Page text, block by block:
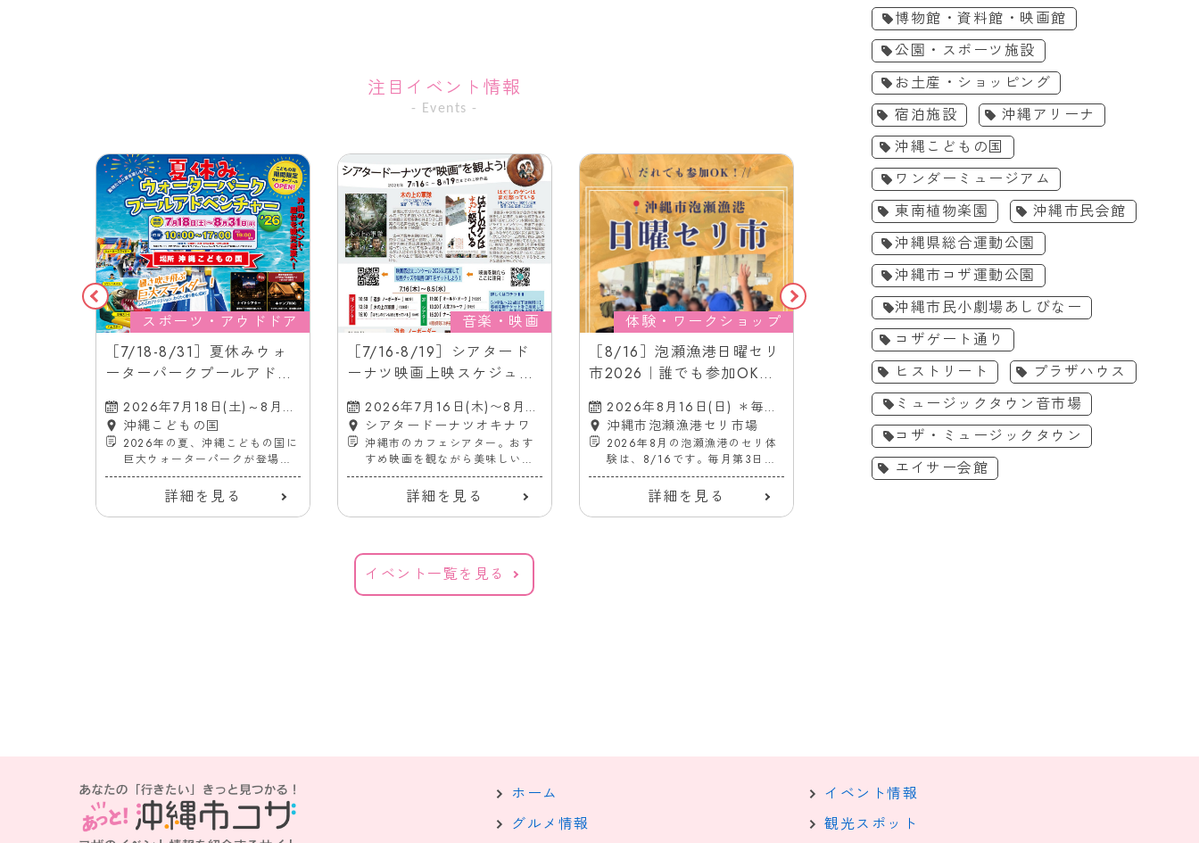
注目イベント情報
- Events -
スポーツ・アウドドア
［7/18-8/31］夏休みウォ
ーターパークプールアドベ
の国2026年7月18日(土)～8月31
日(月)
沖縄こどもの国
2026年の夏、沖縄こどもの国に
巨大ウォーターパークが登場！
7/18〜
詳細を見る
音楽・映画
［7/16-8/19］シアタード
ーナツ映画上映スケジュー
バス停前）
2026年7月16日(木)〜8月19
日(水)
シアタードーナツオキナワ
沖縄市のカフェシアター。おす
すめ映画を観ながら美味しいド
ーナツを楽しめる！
詳細を見る
体験・ワークショップ
［8/16］泡瀬漁港日曜セリ
市2026｜誰でも参加OK！
2026年8月16日(日) ＊毎月
第3日曜日
沖縄市泡瀬漁港セリ市場
2026年8月の泡瀬漁港のセリ体
験は、8/16です。毎月第3日曜
日は新鮮な魚を安く購入できる
チャンス！詳細を見る
こども・ファミリー
［7/18-8/31］沖縄こども
の国の夏休み エンジョイサ
マー ENJOY SUMMER
2026年7月18日(土)〜8月31
日(月)
沖縄こどもの国
7/18から沖縄こどもの国2026夏
休み特別イベント「エンジョイ
サマー2026」 を開催
い!?博物館2026
料/夏休み＠沖縄
博物館
日(日)
沖縄市立郷土博
示室
2026の夏、沖縄市
イベント一覧を見る
博物館・資料館・映画館
公園・スポーツ施設
お土産・ショッピング
宿泊施設
沖縄アリーナ
沖縄こどもの国
ワンダーミュージアム
東南植物楽園
沖縄市民会館
沖縄県総合運動公園
沖縄市コザ運動公園
沖縄市民小劇場あしびなー
コザゲート通り
ヒストリート
プラザハウス
ミュージックタウン音市場
コザ・ミュージックタウン
エイサー会館
ホーム
イベント情報
グルメ情報
観光スポット